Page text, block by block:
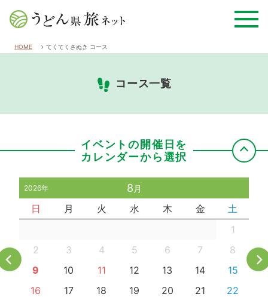
HOME てくてくさぬき コース
コース一覧
イベントの開催日を
カレンダーから選択
2026年 8 月
日 月 火 水 木 金
土
1
2
3 4 5 6 7
8
9
10 11 12 13 14
15
16
17 18 19 20 21
22